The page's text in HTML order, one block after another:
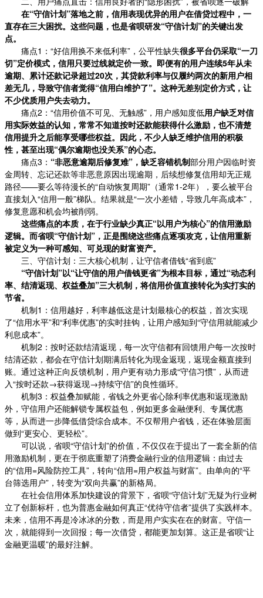
在“守信计划”落地之前，信用表现优异的用户在借贷过程中，一
直存在三大困扰。这些问题，也是省呗研发“守信计划”的关键出发
点。
痛点1：“好信用换不来低利率”，公平性缺失很多平台仍采取“一刀
切”定价模式，信用只要过线就定价一致。即便有的用户连续5年从未
逾期、累计还款记录超过20次，其贷款利率与仅履约两次的新用户相
差无几，导致守信者觉得“信用白维护了”。这种无差别定价方式，让
不少优质用户失去动力。
痛点2：“信用价值不可见、无触感”，用户感知度低用户缺乏对信
用实际效益的认知，常常不知道按时还款能获得什么激励，也不清楚
信用提升之后能享受哪些权益。 因此，不少人缺乏维护信用的积极
性，甚至出现“偶尔逾期也没关系”的心态。
痛点3： “非恶意逾期后修复难”，缺乏容错机制部分用户因临时资
金周转、忘记还款等非恶意原因出现逾期，后续想修复信用却无正规
路径——要么等待漫长的“自动恢复周期”（通常1-2年），要么被平台
直接划入“信用一般”梯队。结果就是“一次小差错，导致几年高成本”，
修复意愿和机会均被削弱。
这些痛点的本质，在于行业缺少真正“以用户为核心”的信用激励
逻辑。而省呗“守信计划”，正是围绕这些痛点逐项攻克， 让信用重新
被定义为一种可感知、可兑现的财富资产。
三、守信计划：三大核心机制，让守信者借钱“省到底”
“守信计划”以“让守信的用户借钱更省”为根本目标，通过“动态利
率、结清返现、权益叠加”三大机制，将信用价值直接转化为实打实的
节省。
机制1：信用越好，利率越低这是计划最核心的权益，首次实现
了“信用水平”和“利率优惠”的实时挂钩，让用户感知到“守信用就能减少
利息成本”。
机制2：按时还款结清返现，每一次守信都有回馈用户每一次按时
结清还款，都会在守信计划期满后转化为现金返现，返现金额直接到
账。通过这种正向反馈机制，用户更有动力形成“守信习惯”，从而进
入“按时还款→获得返现→持续守信”的良性循环。
机制3：权益叠加赋能，省钱之外更省心除利率优惠和返现激励
外，守信用户还能解锁专属权益包，例如更多金融便利、专属优惠
等，从而进一步降低借贷综合成本。不仅帮用户省钱，还在体验层面
做到“更安心、更轻松”。
可以说，省呗“守信计划”的价值，不仅仅在于提出了一套全新的信
用激励机制，更在于彻底重塑了消费金融行业的信用逻辑：由过去
的“信用=风险防控工具”，转向“信用=用户权益与财富”。由单向的“平
台筛选用户”，转变为“双向共赢”的新格局。
在社会信用体系加快建设的背景下，省呗“守信计划”无疑为行业树
立了创新标杆，也为普惠金融如何真正“优待守信者”提供了实践样本。
未来，信用不再是冷冰冰的分数，而是用户实实在在的财富。守信一
次，就能得到一次回报；每一次借贷，都能更加划算。这正是省呗“让
金融更温暖”的最好注解。